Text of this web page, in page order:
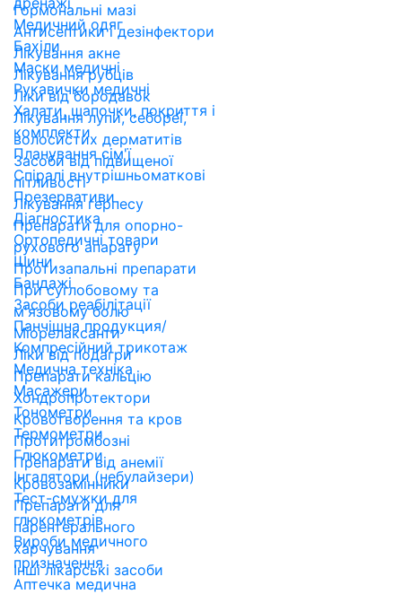
Гормональні мазі
Антисептики і дезінфектори
Лікування акне
Лікування рубців
Ліки від бородавок
Лікування лупи, себореї,
волосистих дерматитів
Засоби від підвищеної
пітливості
Лікування герпесу
Препарати для опорно-
рухового апарату
Протизапальні препарати
При суглобовому та
м'язовому болю
Міорелаксанти
Ліки від подагри
Препарати кальцію
Хондропротектори
Кровотворення та кров
Протитромбозні
Препарати від анемії
Кровозамінники
Препарати для
парентерального
харчування
Інші лікарські засоби
Медичний одяг
Бахіли
Маски медичні
Рукавички медичні
Халати, шапочки, покриття і
комплекти
Планування сім'ї
Спіралі внутрішньоматкові
Презервативи
Діагностика
Ортопедичні товари
Шини
Бандажі
Засоби реабілітації
Панчішна продукция/
Компресійний трикотаж
Медична техніка
Масажери
Тонометри
Термометри
Глюкометри
Інгалятори (небулайзери)
Тест-смужки для
глюкометрів
Вироби медичного
призначення
Аптечка медична